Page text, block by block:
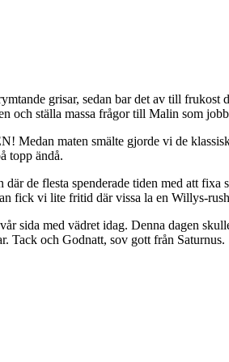
grisar, sedan bar det av till frukost
och ställa massa frågor till Malin som
maten smälte gjorde vi de
topp ändå.
de flesta spenderade tiden med att
fick vi lite fritid där vissa la en Willys-
sida med vädret idag. Denna dagen
Tack och Godnatt, sov gott från Saturnus.